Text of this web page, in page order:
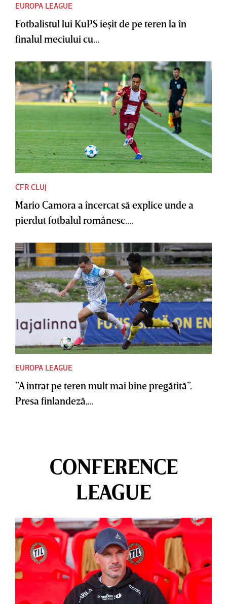
EUROPA LEAGUE
Fotbalistul lui KuPS ieşit de pe teren la în
finalul meciului cu...
CFR CLUJ
Mario Camora a încercat să explice unde a
pierdut fotbalul românesc....
EUROPA LEAGUE
”A intrat pe teren mult mai bine pregătită”.
Presa finlandeză,...
CONFERENCE
LEAGUE